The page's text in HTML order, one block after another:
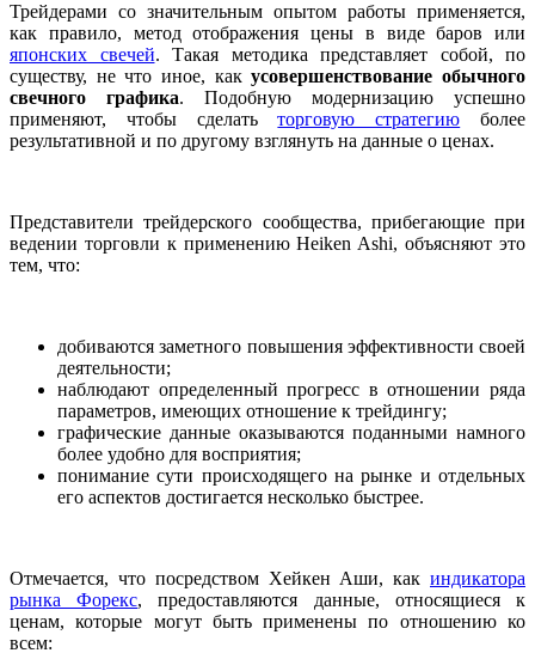
Трейдерами со значительным опытом работы применяется,
как правило, метод отображения цены в виде баров или
японских свечей. Такая методика представляет собой, по
существу, не что иное, какусовершенствование обычного
свечного графика. Подобную модернизацию успешно
применяют, чтобы сделатьторговую стратегию более
результативной и по другому взглянуть на данные о ценах.
Представители трейдерского сообщества, прибегающие при
ведении торговли к применению Heiken Ashi, объясняют это
тем, что:
добиваются заметного повышения эффективности своей
деятельности;
наблюдают определенный прогресс в отношении ряда
параметров, имеющих отношение к трейдингу;
графические данные оказываются поданными намного
более удобно для восприятия;
понимание сути происходящего на рынке и отдельных
его аспектов достигается несколько быстрее.
Отмечается, что посредством Хейкен Аши, как индикатора
рынка Форекс, предоставляются данные, относящиеся к
ценам, которые могут быть применены по отношению ко
всем: